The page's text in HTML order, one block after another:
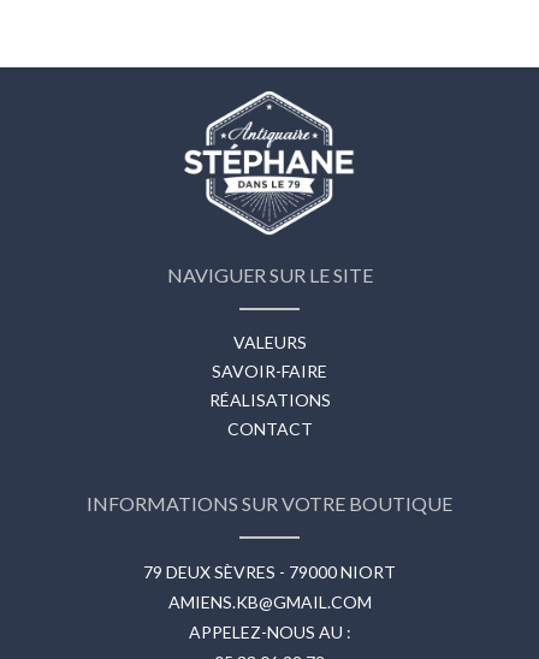
NAVIGUER SUR LE SITE
VALEURS
SAVOIR-FAIRE
RÉALISATIONS
CONTACT
INFORMATIONS SUR VOTRE BOUTIQUE
79 DEUX SÈVRES - 79000 NIORT
AMIENS.KB@GMAIL.COM
APPELEZ-NOUS AU :